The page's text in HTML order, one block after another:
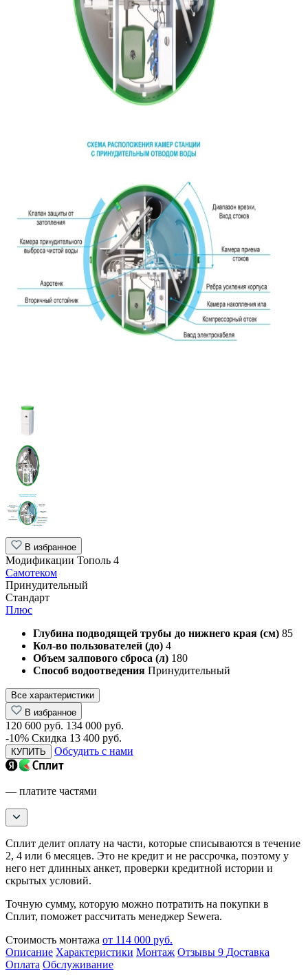
В избранное
Модификации Тополь 4
Самотеком
Принудительный
Стандарт
Плюс
Глубина подводящей трубы до нижнего края (см) 85
Кол-во пользователей (до) 4
Объем залпового сброса (л) 180
Способ водоотведения Принудительный
Все характеристики
В избранное
120 600 руб. 134 000 руб.
-10% Скидка 13 400 руб.
КУПИТЬ Обсудить с нами
— платите частями
Сплит делит оплату на части, которые списываются в течение
2, 4 или 6 месяцев. Это не кредит и не рассрочка, поэтому у
него нет длинных анкет, проверки кредитной истории и
скрытых условий.
Точную сумму, которую можно потратить на покупки в
Сплит, поможет рассчитать менеджер Sewera.
Стоимость монтажа от 114 000 руб.
Описание Характеристики Монтаж Отзывы 9 Доставка
Оплата Обслуживание